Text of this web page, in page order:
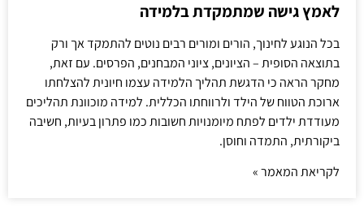
לאמץ גישה שמתמקדת בלמידה
בכל הנוגע לחינוך, הורים ומורים רבים נוטים להתמקד אך ורק
בתוצאה הסופית – הציונים, ציוני המבחנים, הפרסים. עם זאת,
מחקר הראה כי הדגשת תהליך הלמידה עצמו חיונית להצלחתו
ארוכת הטווח של הילד ולרווחתו הכללית. למידה מוכוונת תהליכים
מעודדת ילדים לפתח מיומנויות חשובות כמו פתרון בעיות, חשיבה
ביקורתית, התמדה וחוסן.
לקריאת המאמר »